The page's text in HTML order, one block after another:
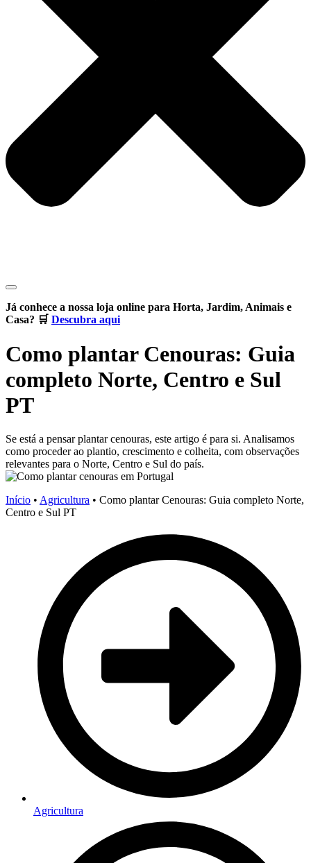
Já conhece a nossa loja online para Horta, Jardim, Animais e
Casa? 🛒 Descubra aqui
Como plantar Cenouras: Guia
completo Norte, Centro e Sul
PT
Se está a pensar plantar cenouras, este artigo é para si. Analisamos
como proceder ao plantio, crescimento e colheita, com observações
relevantes para o Norte, Centro e Sul do país.
Início • Agricultura • Como plantar Cenouras: Guia completo Norte,
Centro e Sul PT
Agricultura